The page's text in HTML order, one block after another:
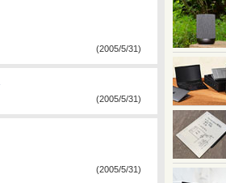
(2005/5/31)
(2005/5/31)
(2005/5/31)